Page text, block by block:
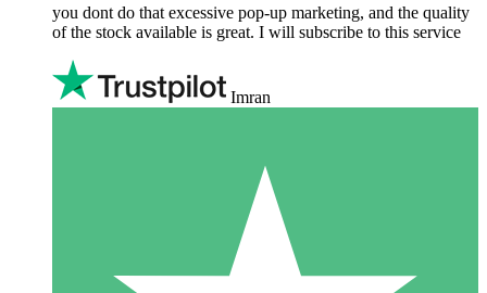
you dont do that excessive pop-up marketing, and the quality
of the stock available is great. I will subscribe to this service
Imran